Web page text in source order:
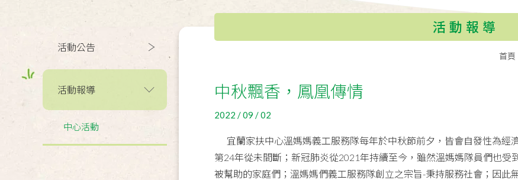
活動公告
活動報導
中心活動
活動報導
首頁
中秋飄香，鳳凰傳情
2022 / 09 / 02
宜蘭家扶中心溫媽媽義工服務隊每年於中秋節前夕，皆會自發性為經
第24年從未間斷；新冠肺炎從2021年持續至今，雖然溫媽媽隊員們也受
被幫助的家庭們；溫媽媽們義工服務隊創立之宗旨-秉持服務社會；因此